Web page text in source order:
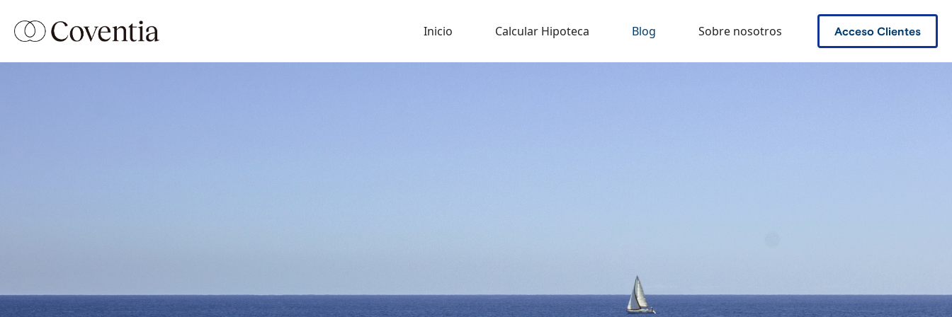
Inicio Calcular Hipoteca Blog Sobre nosotros Acceso Clientes